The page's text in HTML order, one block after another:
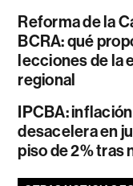
Reforma de la
BCRA: qué
lecciones de la
regional
IPCBA:
desacelera en
piso de 2% tras